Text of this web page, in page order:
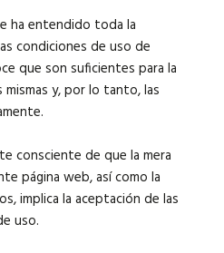
ha entendido toda la
condiciones de uso de
que son suficientes para la
y, por lo tanto, las
consciente de que la mera
página web, así como la
implica la aceptación de las
uso.